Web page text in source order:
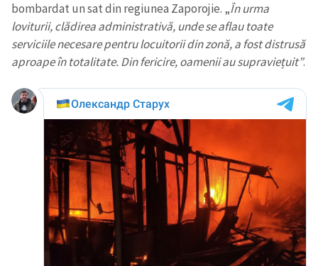
bombardat un sat din regiunea Zaporojie. „În urma
loviturii, clădirea administrativă, unde se aflau toate
serviciile necesare pentru locuitorii din zonă, a fost distrusă
aproape în totalitate. Din fericire, oamenii au supraviețuit”.